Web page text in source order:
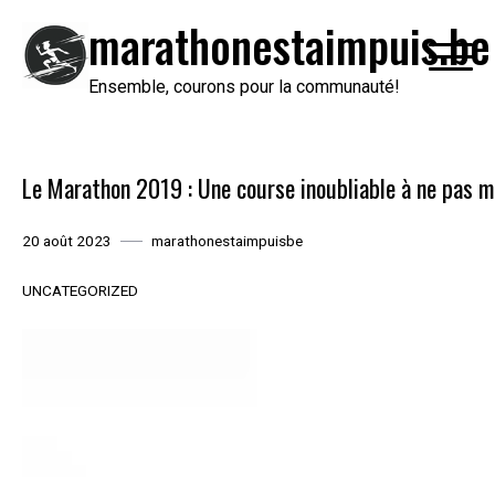
contenu
marathonestaimpuis.be
Ensemble, courons pour la communauté!
Le Marathon 2019 : Une course inoubliable à ne pas
20 août 2023 marathonestaimpuisbe
UNCATEGORIZED